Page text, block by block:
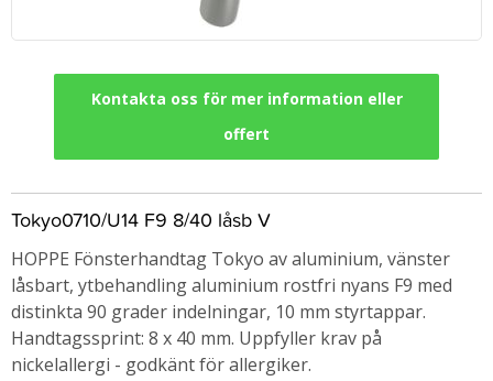
Kontakta oss för mer information eller
offert
Tokyo0710/U14 F9 8/40 låsb V
HOPPE Fönsterhandtag Tokyo av aluminium, vänster
låsbart, ytbehandling aluminium rostfri nyans F9 med
distinkta 90 grader indelningar, 10 mm styrtappar.
Handtagssprint: 8 x 40 mm. Uppfyller krav på
nickelallergi - godkänt för allergiker.